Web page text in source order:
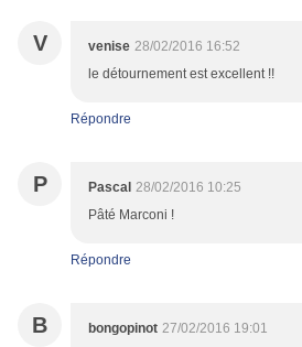
V venise 28/02/2016 16:52
le détournement est excellent !!
Répondre
P Pascal 28/02/2016 10:25
Pâté Marconi !
Répondre
B bongopinot 27/02/2016 19:01